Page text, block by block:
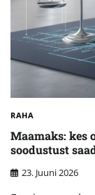
RAHA
Maamaks: kes
soodustust
23. Juuni 2026